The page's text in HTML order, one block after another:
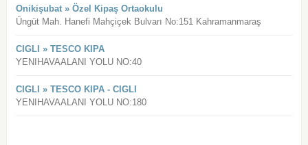
Onikişubat » Özel Kipaş Ortaokulu
Üngüt Mah. Hanefi Mahçiçek Bulvarı No:151 Kahramanmaraş
CIGLI » TESCO KIPA
YENIHAVAALANI YOLU NO:40
CIGLI » TESCO KIPA - CIGLI
YENIHAVAALANI YOLU NO:180